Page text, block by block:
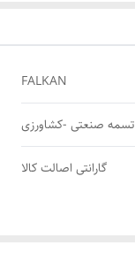
FALKAN
تسمه صنعتی -کشاورزی
گارانتی اصالت کالا